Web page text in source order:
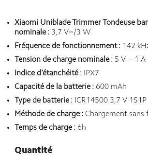
Xiaomi Uniblade Trimmer Tondeuse
nominale : 3,7 V⎓/3 W
Fréquence de fonctionnement : 142
Tension de charge nominale : 5 V ⎓ 1 A
Indice d'étanchéité : IPX7
Capacité de la batterie : 600 mAh
Type de batterie : ICR14500 3,7 V 1S1P
Méthode de charge : Chargement sans
Temps de charge : 6h
Quantité